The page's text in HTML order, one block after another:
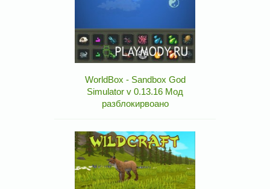
WorldBox - Sandbox God
Simulator v 0.13.16 Мод
разблокирвоано